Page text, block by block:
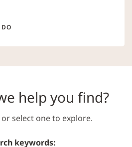
DO
help you find?
select one to explore.
keywords: